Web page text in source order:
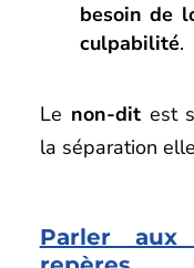
besoin de
culpabilité.
Le non-ditest
la séparation
Parler